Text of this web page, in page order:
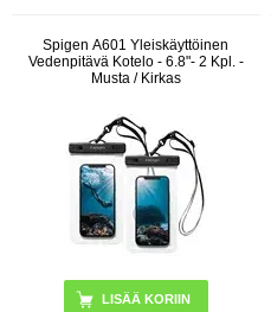
Spigen A601 Yleiskäyttöinen
Vedenpitävä Kotelo - 6.8"- 2 Kpl. -
Musta / Kirkas